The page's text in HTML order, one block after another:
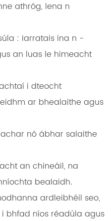
athróg, lena n
: Iarratais ina n -
an luas le himeacht
i dteocht
ar bhealaithe agus
nó ábhar salaithe
an chineáil, na
bealaidh.
ardleibhéil seo,
bhfad níos réadúla agus